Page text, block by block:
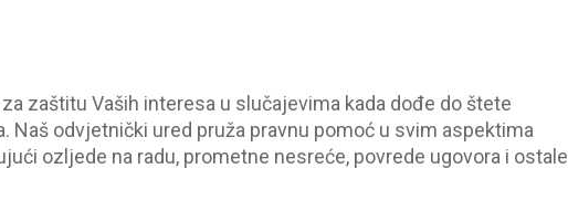
zaštitu Vaših interesa u slučajevima kada dođe do štete
Naš odvjetnički ured pruža pravnu pomoć u svim aspektima
ozljede na radu, prometne nesreće, povrede ugovora i ostale